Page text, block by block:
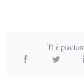
Ti è